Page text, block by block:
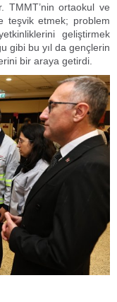
TMMT’nin ortaokul ve
teşvik etmek; problem
geliştirmek
gibi bu yıl da gençlerin
bir araya getirdi.